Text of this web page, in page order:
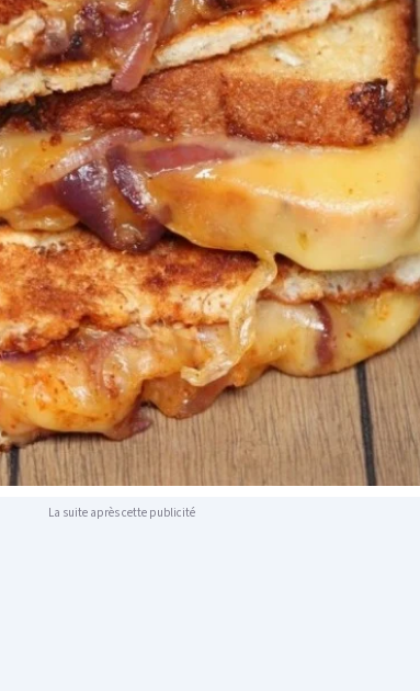
La suite après cette publicité